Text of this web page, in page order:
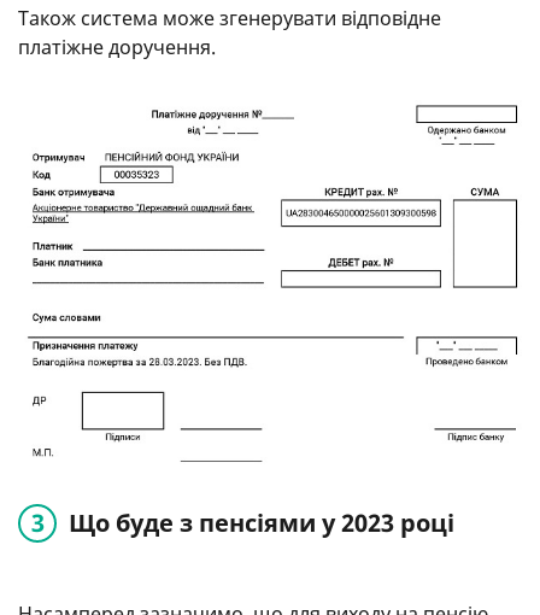
Також система може згенерувати відповідне
платіжне доручення.
Що буде з пенсіями у 2023 році